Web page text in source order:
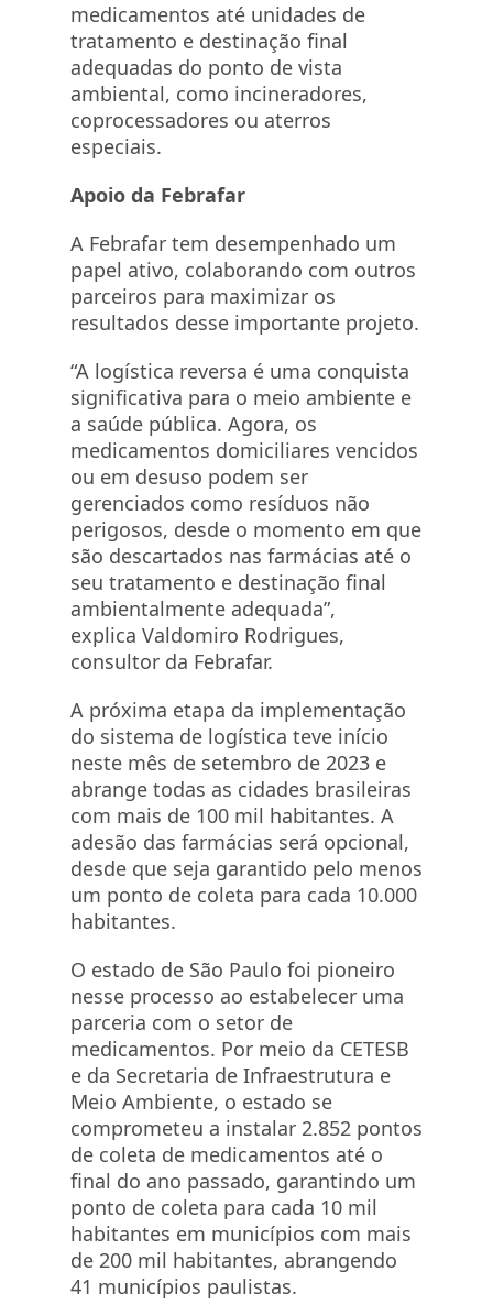
medicamentos até unidades de
tratamento e destinação final
adequadas do ponto de vista
ambiental, como incineradores,
coprocessadores ou aterros
especiais.
Apoio da Febrafar
A Febrafar tem desempenhado um
papel ativo, colaborando com outros
parceiros para maximizar os
resultados desse importante projeto.
“A logística reversa é uma conquista
significativa para o meio ambiente e
a saúde pública. Agora, os
medicamentos domiciliares vencidos
ou em desuso podem ser
gerenciados como resíduos não
perigosos, desde o momento em que
são descartados nas farmácias até o
seu tratamento e destinação final
ambientalmente adequada”,
explica Valdomiro Rodrigues,
consultor da Febrafar.
A próxima etapa da implementação
do sistema de logística teve início
neste mês de setembro de 2023 e
abrange todas as cidades brasileiras
com mais de 100 mil habitantes. A
adesão das farmácias será opcional,
desde que seja garantido pelo menos
um ponto de coleta para cada 10.000
habitantes.
O estado de São Paulo foi pioneiro
nesse processo ao estabelecer uma
parceria com o setor de
medicamentos. Por meio da CETESB
e da Secretaria de Infraestrutura e
Meio Ambiente, o estado se
comprometeu a instalar 2.852 pontos
de coleta de medicamentos até o
final do ano passado, garantindo um
ponto de coleta para cada 10 mil
habitantes em municípios com mais
de 200 mil habitantes, abrangendo
41 municípios paulistas.